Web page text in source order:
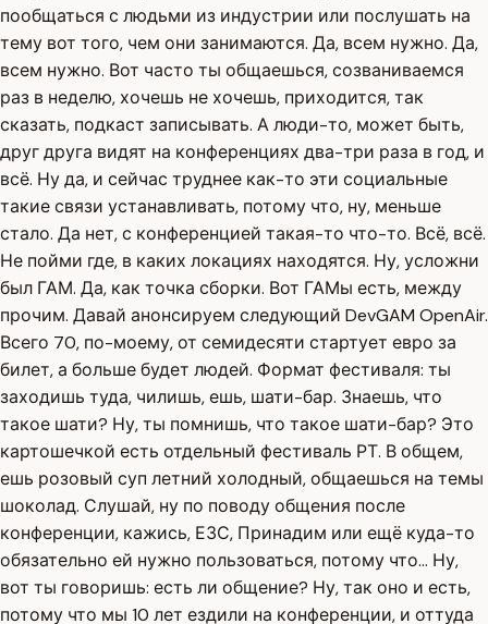
пообщаться с людьми из индустрии или послушать на
тему вот того, чем они занимаются. Да, всем нужно. Да,
всем нужно. Вот часто ты общаешься, созваниваемся
раз в неделю, хочешь не хочешь, приходится, так
сказать, подкаст записывать. А люди-то, может быть,
друг друга видят на конференциях два-три раза в год, и
всё. Ну да, и сейчас труднее как-то эти социальные
такие связи устанавливать, потому что, ну, меньше
стало. Да нет, с конференцией такая-то что-то. Всё, всё.
Не пойми где, в каких локациях находятся. Ну, усложни
был ГАМ. Да, как точка сборки. Вот ГАМы есть, между
прочим. Давай анонсируем следующий DevGAM OpenAir.
Всего 70, по-моему, от семидесяти стартует евро за
билет, а больше будет людей. Формат фестиваля: ты
заходишь туда, чилишь, ешь, шати-бар. Знаешь, что
такое шати? Ну, ты помнишь, что такое шати-бар? Это
картошечкой есть отдельный фестиваль РТ. В общем,
ешь розовый суп летний холодный, общаешься на темы
шоколад. Слушай, ну по поводу общения после
конференции, кажись, ЕЗС, Принадим или ещё куда-то
обязательно ей нужно пользоваться, потому что... Ну,
вот ты говоришь: есть ли общение? Ну, так оно и есть,
потому что мы 10 лет ездили на конференции, и оттуда